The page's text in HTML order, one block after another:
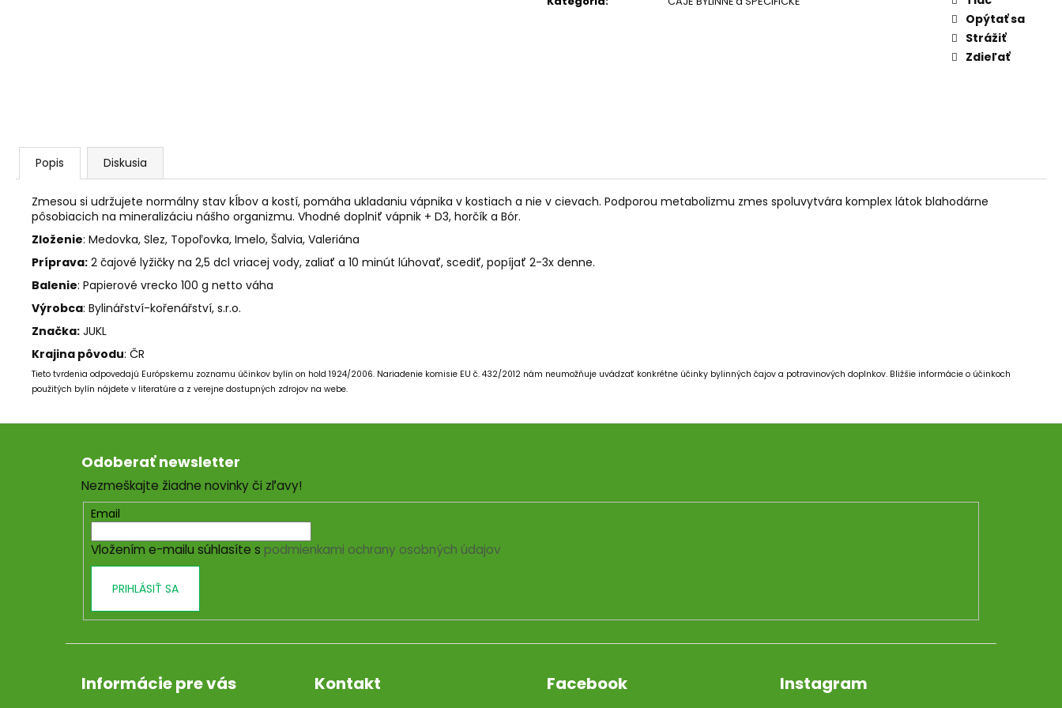
Opýtať sa
Strážiť
Zdieľať
Popis Diskusia
Zmesou si udržujete normálny stav kĺbov a kostí, pomáha ukladaniu vápnika v kostiach a nie v cievach. Podporou metabolizmu zmes spoluvytvára komplex látok blahodárne
pôsobiacich na mineralizáciu nášho organizmu. Vhodné doplniť vápnik + D3, horčík a Bór.
Zloženie: Medovka, Slez, Topoľovka, Imelo, Šalvia, Valeriána
Príprava: 2 čajové lyžičky na 2,5 dcl vriacej vody, zaliať a 10 minút lúhovať, scediť, popíjať 2-3x denne.
Balenie: Papierové vrecko 100 g netto váha
Výrobca: Bylinářství-kořenářství, s.r.o.
Značka: JUKL
Krajina pôvodu: ČR
Tieto tvrdenia odpovedajú Európskemu zoznamu účinkov bylín on hold 1924/2006. Nariadenie komisie EU č. 432/2012 nám neumožňuje uvádzať konkrétne účinky bylinných čajov a potravinových doplnkov. Bližšie informácie o účinkoch
použitých bylín nájdete v literatúre a z verejne dostupných zdrojov na webe.
KÓD 368 - BALZAM DYMIACEJ ROKLINY
Z
Odoberať newsletter
Nezmeškajte žiadne novinky či zľavy!
Email
Vložením e-mailu súhlasíte s podmienkami ochrany osobných údajov
PRIHLÁSIŤ SA
Informácie pre vás Kontakt Facebook Instagram